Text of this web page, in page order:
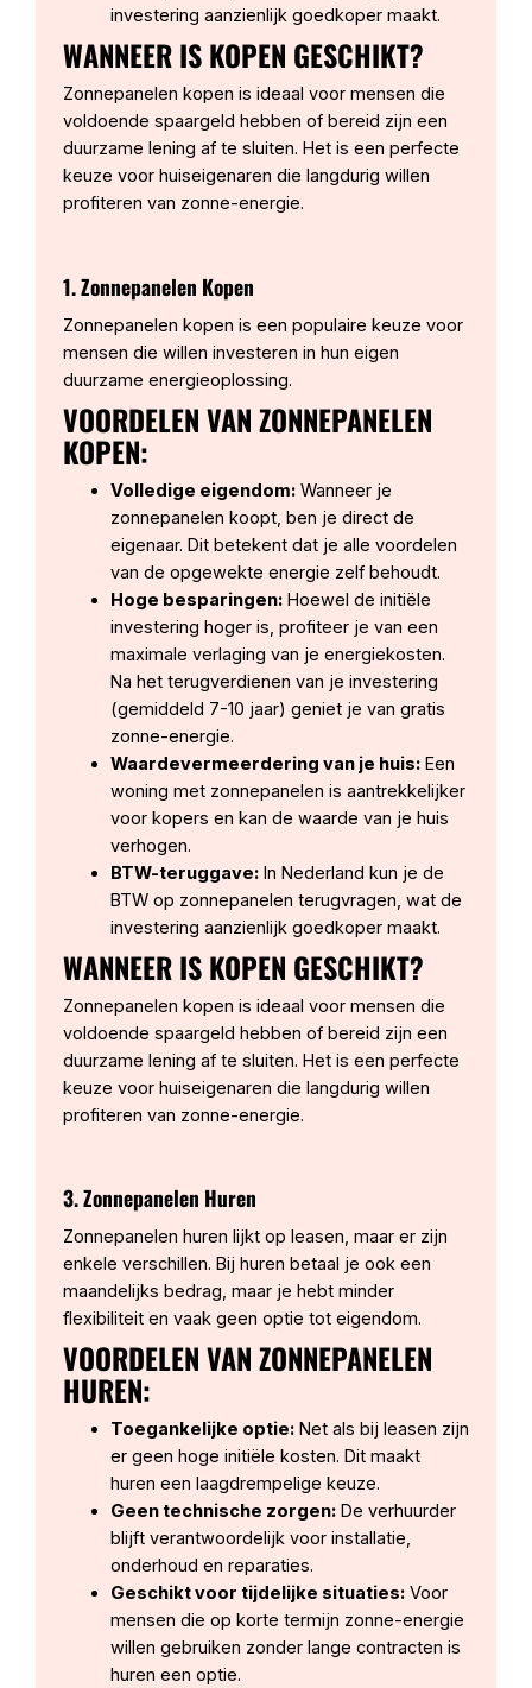
investering aanzienlijk goedkoper maakt.
WANNEER IS KOPEN GESCHIKT?
Zonnepanelen kopen is ideaal voor mensen die
voldoende spaargeld hebben of bereid zijn een
duurzame lening af te sluiten. Het is een perfecte
keuze voor huiseigenaren die langdurig willen
profiteren van zonne-energie.
1. Zonnepanelen Kopen
Zonnepanelen kopen is een populaire keuze voor
mensen die willen investeren in hun eigen
duurzame energieoplossing.
VOORDELEN VAN ZONNEPANELEN
KOPEN:
Volledige eigendom:Wanneer je
zonnepanelen koopt, ben je direct de
eigenaar. Dit betekent dat je alle voordelen
van de opgewekte energie zelf behoudt.
Hoge besparingen:Hoewel de initiële
investering hoger is, profiteer je van een
maximale verlaging van je energiekosten.
Na het terugverdienen van je investering
(gemiddeld 7-10 jaar) geniet je van gratis
zonne-energie.
Waardevermeerdering van je huis:Een
woning met zonnepanelen is aantrekkelijker
voor kopers en kan de waarde van je huis
verhogen.
BTW-teruggave:In Nederland kun je de
BTW op zonnepanelen terugvragen, wat de
investering aanzienlijk goedkoper maakt.
WANNEER IS KOPEN GESCHIKT?
Zonnepanelen kopen is ideaal voor mensen die
voldoende spaargeld hebben of bereid zijn een
duurzame lening af te sluiten. Het is een perfecte
keuze voor huiseigenaren die langdurig willen
profiteren van zonne-energie.
3. Zonnepanelen Huren
Zonnepanelen huren lijkt op leasen, maar er zijn
enkele verschillen. Bij huren betaal je ook een
maandelijks bedrag, maar je hebt minder
flexibiliteit en vaak geen optie tot eigendom.
VOORDELEN VAN ZONNEPANELEN
HUREN:
Toegankelijke optie:Net als bij leasen zijn
er geen hoge initiële kosten. Dit maakt
huren een laagdrempelige keuze.
Geen technische zorgen:De verhuurder
blijft verantwoordelijk voor installatie,
onderhoud en reparaties.
Geschikt voor tijdelijke situaties:Voor
mensen die op korte termijn zonne-energie
willen gebruiken zonder lange contracten is
huren een optie.